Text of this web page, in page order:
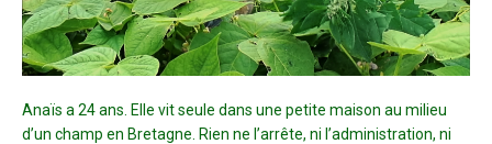
Anaïs a 24 ans. Elle vit seule dans une petite maison au milieu
d’un champ en Bretagne. Rien ne l’arrête, ni l’administration, ni